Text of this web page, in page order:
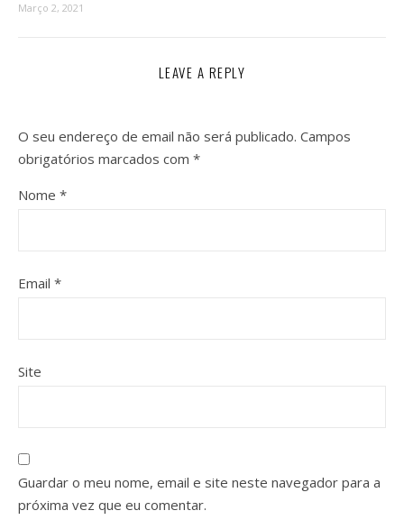
Março 2, 2021
LEAVE A REPLY
O seu endereço de email não será publicado. Campos
obrigatórios marcados com *
Nome *
Email *
Site
Guardar o meu nome, email e site neste navegador para a
próxima vez que eu comentar.